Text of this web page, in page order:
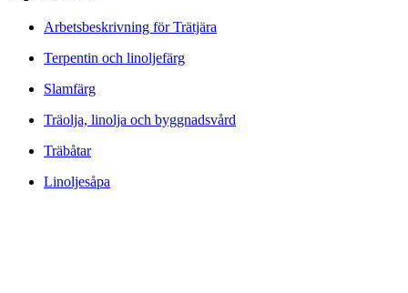
Arbetsbeskrivning för Trätjära
Terpentin och linoljefärg
Slamfärg
Träolja, linolja och byggnadsvård
Träbåtar
Linoljesåpa